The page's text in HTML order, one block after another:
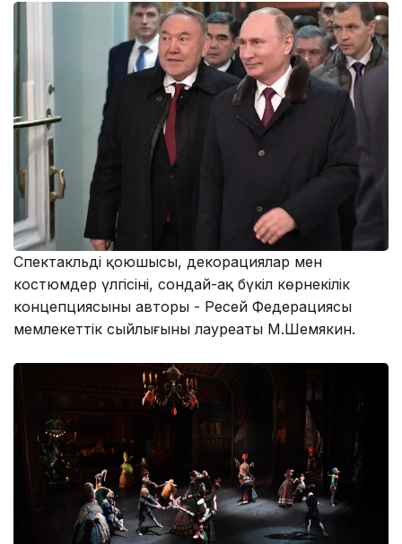
Спектакльдің қоюшысы, декорациялар мен
костюмдер үлгісінің, сондай-ақ бүкіл көрнекілік
концепциясының авторы - Ресей Федерациясы
мемлекеттік сыйлығының лауреаты М.Шемякин.